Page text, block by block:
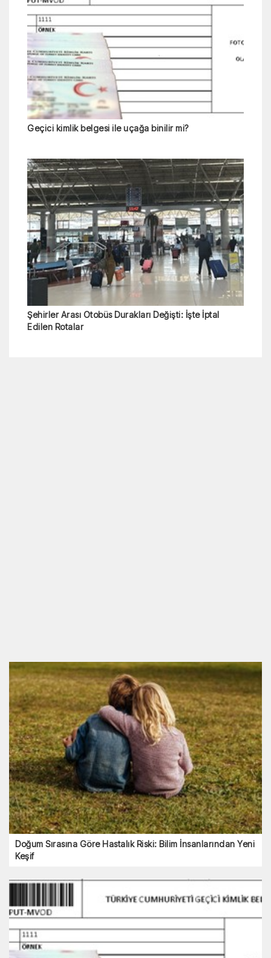
Geçici kimlik belgesi ile uçağa binilir mi?
Şehirler Arası Otobüs Durakları Değişti: İşte İptal
Edilen Rotalar
Doğum Sırasına Göre Hastalık Riski: Bilim İnsanlarından Yeni
Keşif